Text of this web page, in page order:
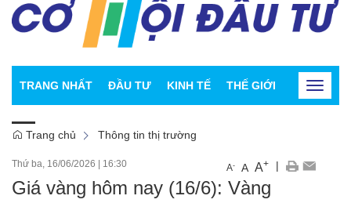
TRANG NHẤT ĐẦU TƯ KINH TẾ THẾ GIỚI CHỨNG
Toggle
Trang chủ Thông tin thị trường
Thứ ba, 16/06/2026 16:30 A- A A+ |
Giá vàng hôm nay (16/6): Vàng